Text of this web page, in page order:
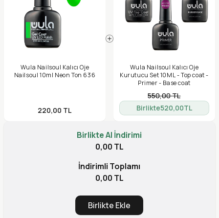
Wula Nailsoul Kalıcı Oje
Nailsoul 10ml Neon Ton 636
220,00 TL
Wula Nailsoul Kalıcı Oje
Kurutucu Set 10ML - Top coat -
Primer - Base coat
550,00TL
Birlikte520,00TL
Birlikte Al İndirimi
0,00 TL
İndirimli Toplamı
0,00 TL
Birlikte Ekle